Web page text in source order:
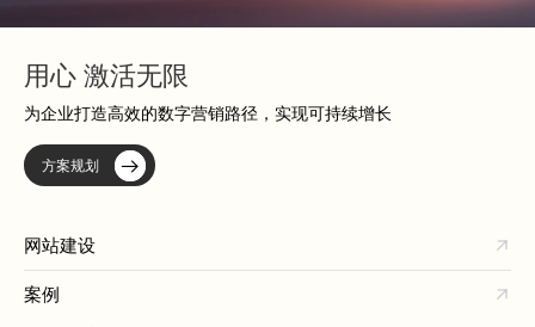
用心 激活无限
为企业打造高效的数字营销路径，实现可持续增长
方案规划
网站建设
案例